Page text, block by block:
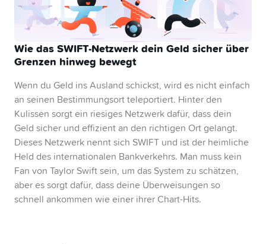
Yuh 14+
Gelder sicher ihr Ziel erreichen, und macht
globales Banking nahtlos und effizient.
Wie das SWIFT-Netzwerk dein Geld sicher über
Grenzen hinweg bewegt
Wenn du Geld ins Ausland schickst, wird es nicht einfach
an seinen Bestimmungsort teleportiert. Hinter den
Kulissen sorgt ein riesiges Netzwerk dafür, dass dein
Geld sicher und effizient an den richtigen Ort gelangt.
Dieses Netzwerk nennt sich SWIFT und ist der heimliche
Held des internationalen Bankverkehrs. Man muss kein
Fan von Taylor Swift sein, um das System zu schätzen,
aber es sorgt dafür, dass deine Überweisungen so
schnell ankommen wie einer ihrer Chart-Hits.